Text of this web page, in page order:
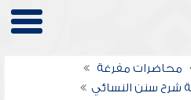
محاضرات مفرغة
شرح سنن النسائي